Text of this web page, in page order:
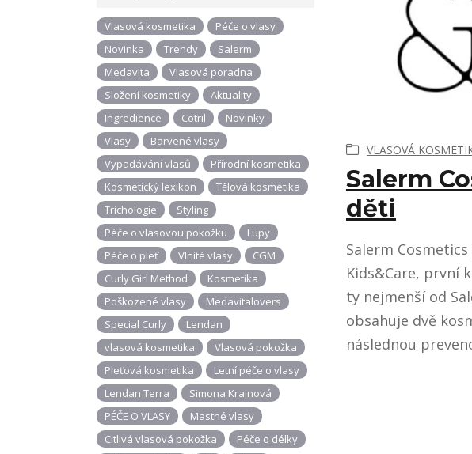
Vlasová kosmetika
Péče o vlasy
Novinka
Trendy
Salerm
Medavita
Vlasová poradna
Složení kosmetiky
Aktuality
Ingredience
Cotril
Novinky
Vlasy
Barvené vlasy
Vypadávání vlasů
Přírodní kosmetika
Kosmetický lexikon
Tělová kosmetika
Trichologie
Styling
Péče o vlasovou pokožku
Lupy
Péče o pleť
Vlnité vlasy
CGM
Curly Girl Method
Kosmetika
Poškozené vlasy
Medavitalovers
Special Curly
Lendan
vlasová kosmetika
Vlasová pokožka
Pleťová kosmetika
Letní péče o vlasy
Lendan Terra
Simona Krainová
PÉČE O VLASY
Mastné vlasy
Citlivá vlasová pokožka
Péče o délky
Salerm
děti
VLASOVÁ
Salerm
Kids&Care, první
ty nejmenší od
obsahuje dvě
následnou